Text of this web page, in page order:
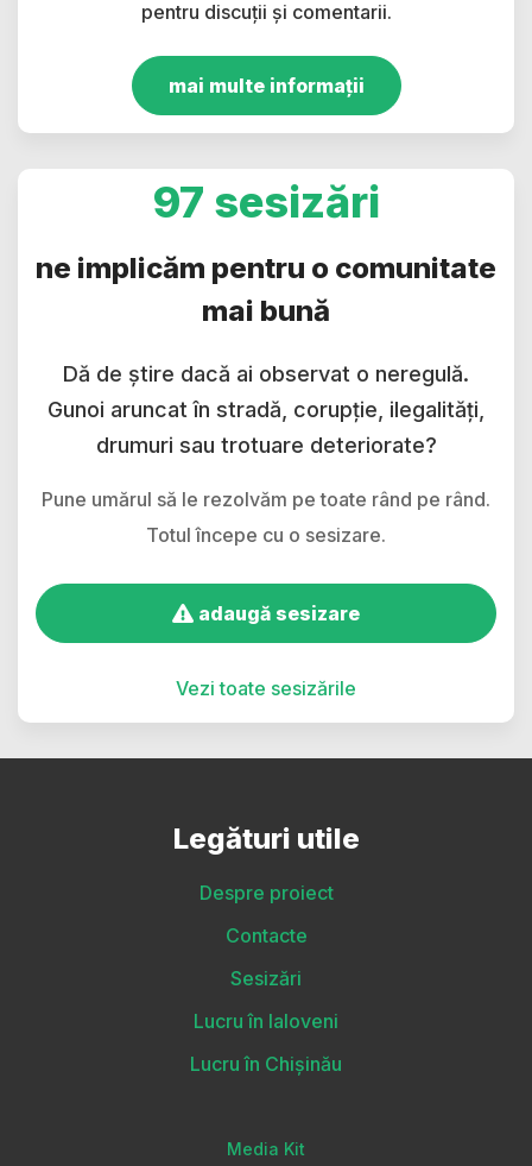
pentru discuții și comentarii.
mai multe informații
97 sesizări
ne implicăm pentru o comunitate
mai bună
Dă de știre dacă ai observat o neregulă.
Gunoi aruncat în stradă, corupție, ilegalități,
drumuri sau trotuare deteriorate?
Pune umărul să le rezolvăm pe toate rând pe rând.
Totul începe cu o sesizare.
adaugă sesizare
Vezi toate sesizările
Legături utile
Despre proiect
Contacte
Sesizări
Lucru în Ialoveni
Lucru în Chișinău
Media Kit